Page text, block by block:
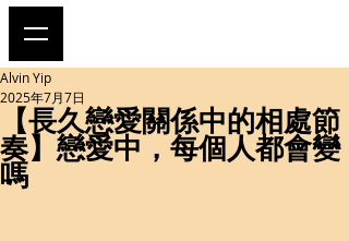
【長久戀愛關係中的相處節
奏】戀愛中，每個人都會變
嗎
Alvin Yip
2025年7月7日